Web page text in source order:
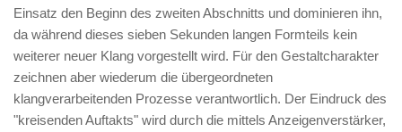
Einsatz den Beginn des zweiten Abschnitts und dominieren ihn,
da während dieses sieben Sekunden langen Formteils kein
weiterer neuer Klang vorgestellt wird. Für den Gestaltcharakter
zeichnen aber wiederum die übergeordneten
klangverarbeitenden Prozesse verantwortlich. Der Eindruck des
"kreisenden Auftakts" wird durch die mittels Anzeigenverstärker,